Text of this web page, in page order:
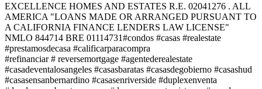
EXCELLENCE HOMES AND ESTATES R.E. 02041276 . ALL
AMERICA "LOANS MADE OR ARRANGED PURSUANT TO
A CALIFORNIA FINANCE LENDERS LAW LICENSE"
NMLO 844714 BRE 01114731#condos #casas #realestate
#prestamosdecasa #calificarparacompra
#refinanciar # reversemortgage #agentederealestate
#casadeventalosangeles #casasbaratas #casasdegobierno #casashud
#casasensanbernardino #casasenriverside #duplexenventa